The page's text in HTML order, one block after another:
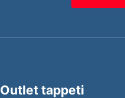
Outlet tappeti